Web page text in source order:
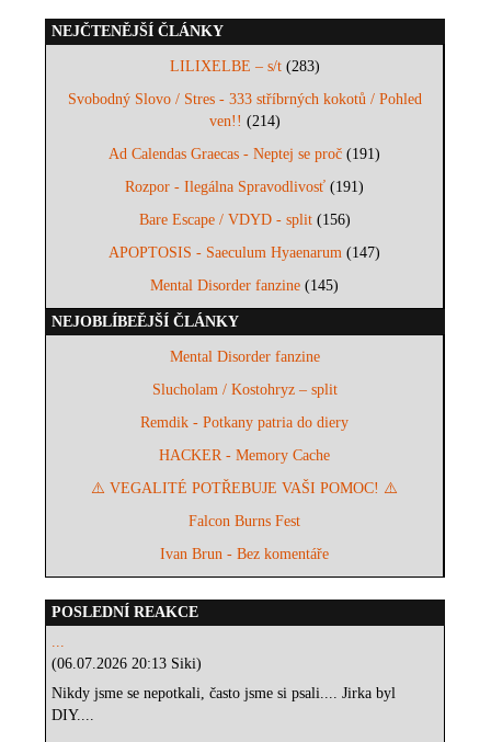
NEJČTENĚJŠÍ ČLÁNKY
LILIXELBE – s/t(283)
Svobodný Slovo / Stres - 333 stříbrných kokotů / Pohled
ven!! (214)
Ad Calendas Graecas - Neptej se proč (191)
Rozpor - Ilegálna Spravodlivosť (191)
Bare Escape / VDYD - split(156)
APOPTOSIS - Saeculum Hyaenarum (147)
Mental Disorder fanzine (145)
NEJOBLÍBEĚJŠÍ ČLÁNKY
Mental Disorder fanzine
Slucholam / Kostohryz – split
Remdik - Potkany patria do diery
HACKER - Memory Cache
⚠️ VEGALITÉ POTŘEBUJE VAŠI POMOC! ⚠️
Falcon Burns Fest
Ivan Brun - Bez komentáře
POSLEDNÍ REAKCE
...
(06.07.2026 20:13 Siki)
Nikdy jsme se nepotkali, často jsme si psali.... Jirka byl
DIY....